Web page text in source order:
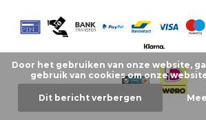
Door het gebruiken van onze website,
gebruik van cookies om onze
Dit bericht verbergen